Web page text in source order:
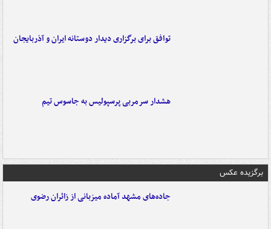
توافق برای برگزاری دیدار دوستانه ایران و آذربایجان
هشدار سرمربی پرسپولیس به جاسوس تیم
برگزیده عکس
جاده‌های مشهد آماده میزبانی از زائران رضوی